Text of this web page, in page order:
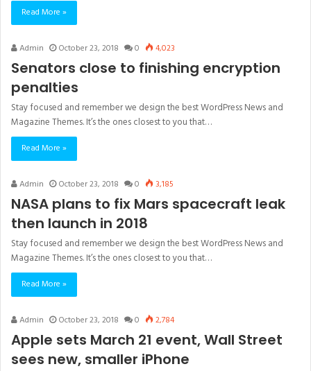
Read More »
Admin October 23, 2018 0 4,023
Senators close to finishing encryption
penalties
Stay focused and remember we design the best WordPress News and
Magazine Themes. It’s the ones closest to you that…
Read More »
Admin October 23, 2018 0 3,185
NASA plans to fix Mars spacecraft leak
then launch in 2018
Stay focused and remember we design the best WordPress News and
Magazine Themes. It’s the ones closest to you that…
Read More »
Admin October 23, 2018 0 2,784
Apple sets March 21 event, Wall Street
sees new, smaller iPhone